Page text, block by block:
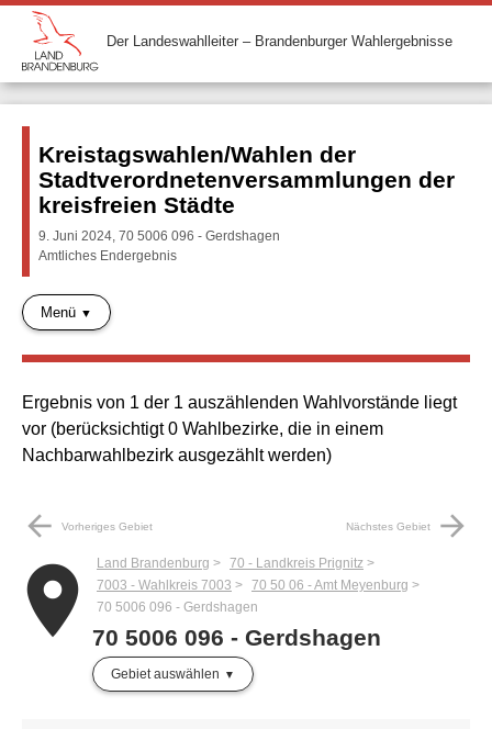
Der Landeswahlleiter – Brandenburger Wahlergebnisse
Kreistagswahlen/Wahlen der
Stadtverordnetenversammlungen der
kreisfreien Städte
9. Juni 2024, 70 5006 096 - Gerdshagen
Amtliches Endergebnis
Menü
Ergebnis von 1 der 1 auszählenden Wahlvorstände liegt
vor (berücksichtigt 0 Wahlbezirke, die in einem
Nachbarwahlbezirk ausgezählt werden)
arrow_back Vorheriges Gebiet Nächstes Gebiet arrow_forward
place Land Brandenburg
70 - Landkreis Prignitz
7003 - Wahlkreis 7003
70 50 06 - Amt Meyenburg
70 5006 096 - Gerdshagen
70 5006 096 - Gerdshagen
Gebiet auswählen